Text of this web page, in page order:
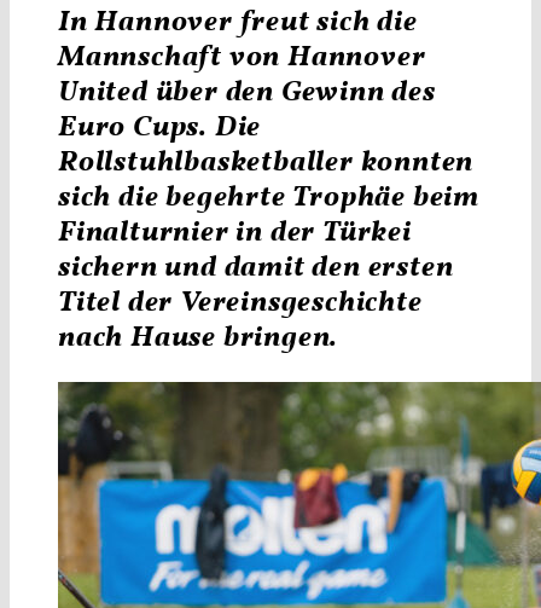
In Hannover freut sich die
Mannschaft vonHannover
United über den Gewinn des
Euro Cups. Die
Rollstuhlbasketballer konnten
sich die begehrte Trophäe beim
Finalturnier in der Türkei
sichern und damit den ersten
Titel der Vereinsgeschichte
nach Hause bringen.